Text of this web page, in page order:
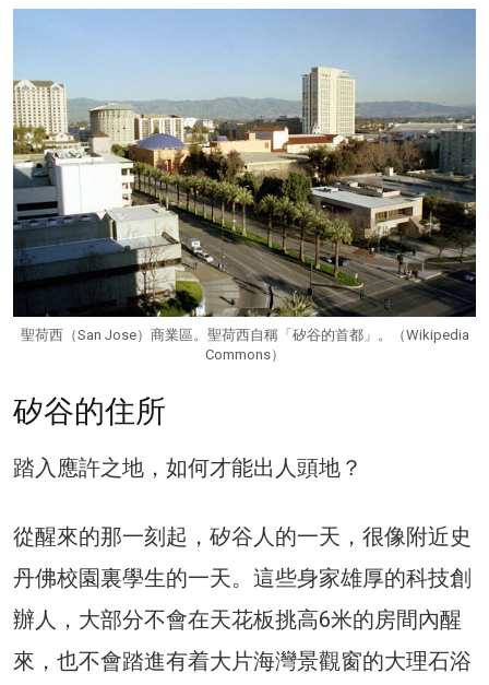
聖荷西（San Jose）商業區。聖荷西自稱「矽谷的首都」。（Wikipedia
Commons）
矽谷的住所
踏入應許之地，如何才能出人頭地？
從醒來的那一刻起，矽谷人的一天，很像附近史
丹佛校園裏學生的一天。這些身家雄厚的科技創
辦人，大部分不會在天花板挑高6米的房間內醒
來，也不會踏進有着大片海灣景觀窗的大理石浴